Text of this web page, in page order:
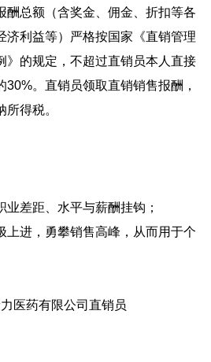
酬总额（含奖金、佣金、折扣等各
济利益等）严格按国家《直销管理
》的规定，不超过直销员本人直接
。直销员领取直销销售报酬，
得税。
差距、水平与薪酬挂钩；
进，勇攀销售高峰，从而用于个
医药有限公司直销员